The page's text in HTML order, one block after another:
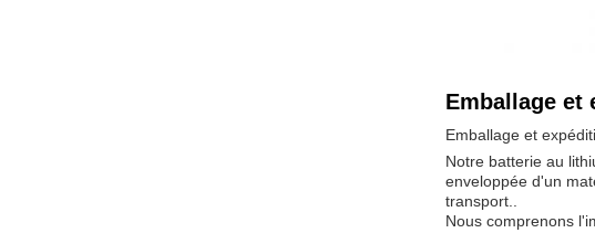
Emballage et
Emballage et
Notre batterie au
enveloppée d'un
transport..
Nous comprenons